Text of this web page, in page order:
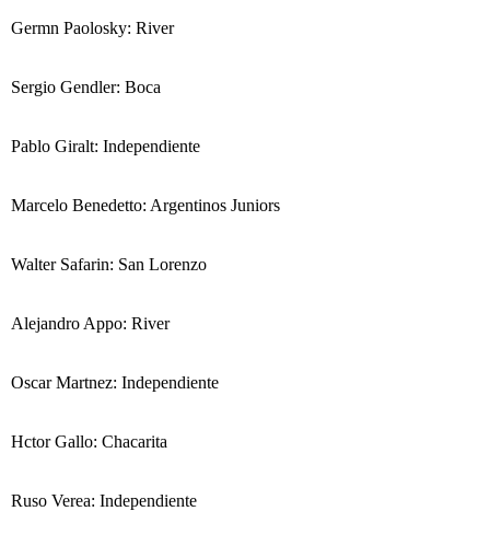
Germn Paolosky: River
Sergio Gendler: Boca
Pablo Giralt: Independiente
Marcelo Benedetto: Argentinos Juniors
Walter Safarin: San Lorenzo
Alejandro Appo: River
Oscar Martnez: Independiente
Hctor Gallo: Chacarita
Ruso Verea: Independiente